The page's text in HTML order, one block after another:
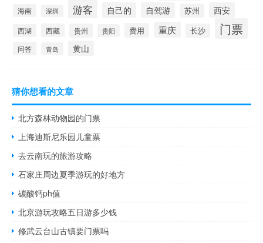
海南 深圳 游客 自己的 自驾游 苏州 西安
西湖 西藏 贵州 贵阳 费用 重庆 长沙 门票
问答 青岛 黄山
猜你想看的文章
北方森林动物园的门票
上海迪斯尼乐园儿童票
去云南玩的旅游攻略
石家庄周边夏季游玩的好地方
碳酸钙ph值
北京游玩攻略五日游多少钱
修武云台山古镇要门票吗